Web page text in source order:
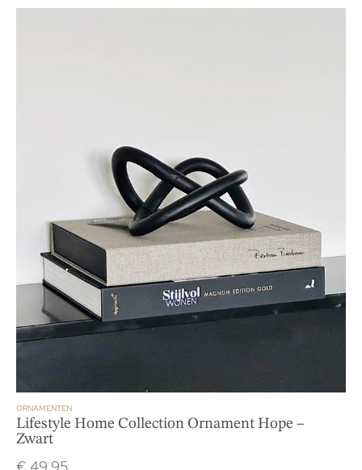
ORNAMENTEN
Lifestyle Home Collection Ornament Hope –
Zwart